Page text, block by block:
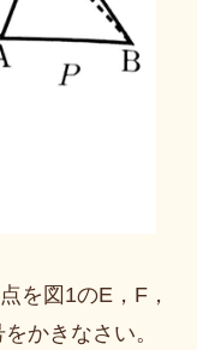
を図1のE，F，
かきなさい。